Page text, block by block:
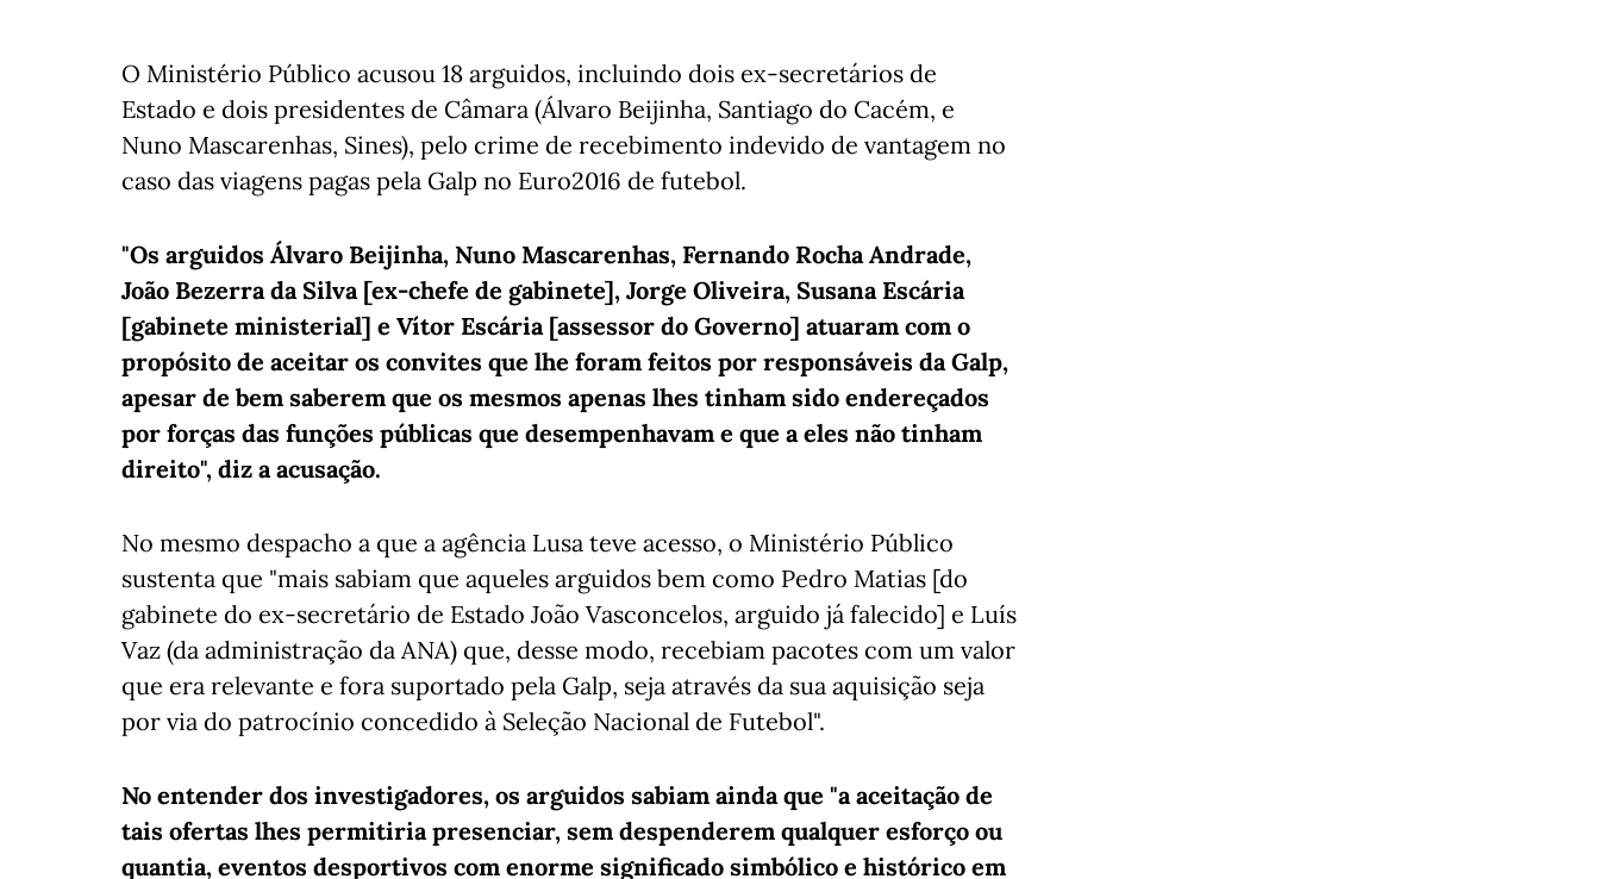
O Ministério Público acusou 18 arguidos, incluindo dois ex-secretários de
Estado e dois presidentes de Câmara (Álvaro Beijinha, Santiago do Cacém, e
Nuno Mascarenhas, Sines), pelo crime de recebimento indevido de vantagem no
caso das viagens pagas pela Galp no Euro2016 de futebol.
"Os arguidos Álvaro Beijinha, Nuno Mascarenhas, Fernando Rocha Andrade,
João Bezerra da Silva [ex-chefe de gabinete], Jorge Oliveira, Susana Escária
[gabinete ministerial] e Vítor Escária [assessor do Governo] atuaram com o
propósito de aceitar os convites que lhe foram feitos por responsáveis da Galp,
apesar de bem saberem que os mesmos apenas lhes tinham sido endereçados
por forças das funções públicas que desempenhavam e que a eles não tinham
direito", diz a acusação.
No mesmo despacho a que a agência Lusa teve acesso, o Ministério Público
sustenta que "mais sabiam que aqueles arguidos bem como Pedro Matias [do
gabinete do ex-secretário de Estado João Vasconcelos, arguido já falecido] e Luís
Vaz (da administração da ANA) que, desse modo, recebiam pacotes com um valor
que era relevante e fora suportado pela Galp, seja através da sua aquisição seja
por via do patrocínio concedido à Seleção Nacional de Futebol".
No entender dos investigadores, os arguidos sabiam ainda que "a aceitação de
tais ofertas lhes permitiria presenciar, sem despenderem qualquer esforço ou
quantia, eventos desportivos com enorme significado simbólico e histórico em